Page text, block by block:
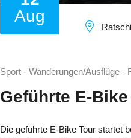
Aug
Sport - Wanderungen/Ausflüge -
Geführte E-
Die geführte E-Bike Tour startet